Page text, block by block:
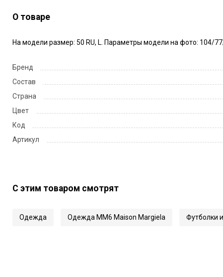
О товаре
На модели размер: 50 RU, L. Параметры модели на фото: 104/
Бренд
Состав
Страна
Цвет
Код
Артикул
С этим товаром смотрят
Одежда Одежда MM6 Maison Margiela Футболки